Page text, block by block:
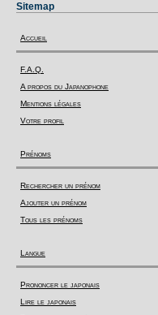
Sitemap
Accueil
F.A.Q.
A propos du Japanophone
Mentions légales
Votre profil
Prénoms
Rechercher un prénom
Ajouter un prénom
Tous les prénoms
Langue
Prononcer le japonais
Lire le japonais